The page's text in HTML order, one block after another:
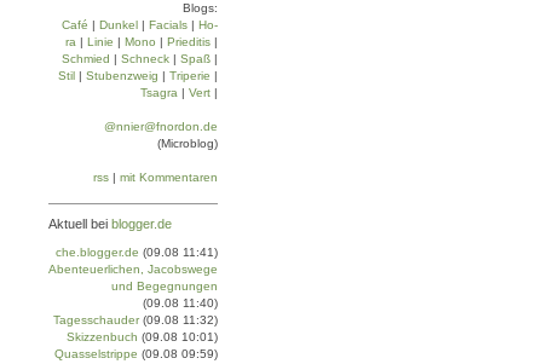
Blogs:
Café | Dun­kel | Facials | Ho­
ra | Linie | Mo­no | Prie­di­tis |
Schmied | Schneck | Spaß |
Stil | Stu­ben­zweig | Tri­pe­rie |
Tsa­gra | Vert |
@nnier@fnordon.de
(Microblog)
rss | mit Kommentaren
Aktuell bei blogger.de
che.blogger.de (09.08 11:41)
Abenteuerlichen, Jacobswege
und Begegnungen
(09.08 11:40)
Tagesschauder (09.08 11:32)
Skizzenbuch (09.08 10:01)
Quasselstrippe (09.08 09:59)